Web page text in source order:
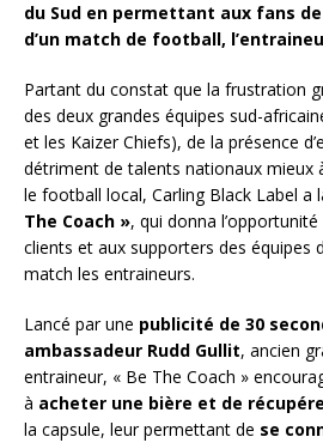
du Sud en permettant aux fans
d’un match de football,
Partant du constat que la frustration
des deux grandes équipes sud-
et les Kaizer Chiefs), de la présence
détriment de talents nationaux mieux
le football local, Carling Black Label a
The Coach », qui donna l’opportunité
clients et aux supporters des équipes
match les entraineurs.
Lancé par une publicité de 30
ambassadeur Rudd Gullit, ancien
entraineur, « Be The Coach »
à acheter une bière et de
la capsule, leur permettant de se